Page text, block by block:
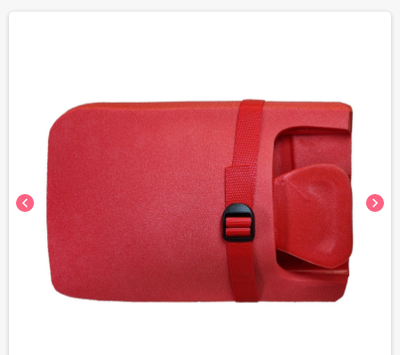
chevron_left chevron_right